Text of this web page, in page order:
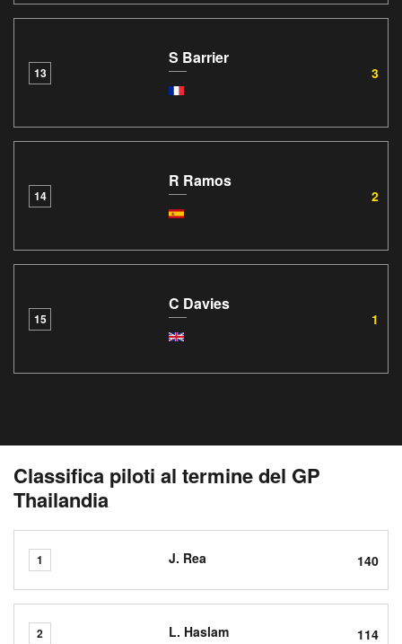
13
S Barrier
3
14
R Ramos
2
15
C Davies
1
Classifica piloti al termine del GP
Thailandia
1 J. Rea 140
2 L. Haslam 114